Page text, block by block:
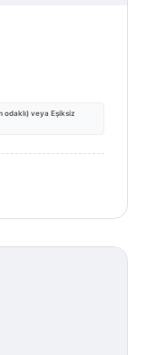
odaklı) veya Eşiksiz